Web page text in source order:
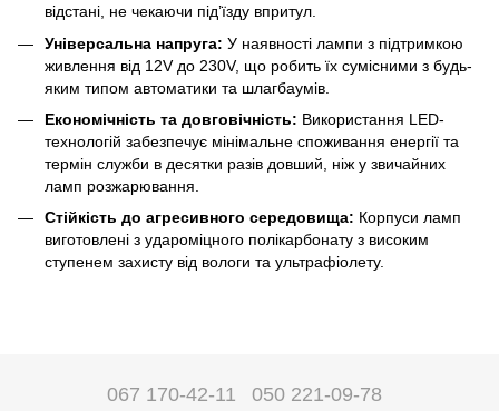
відстані, не чекаючи під’їзду впритул.
Універсальна напруга: У наявності лампи з підтримкою
живлення від 12V до 230V, що робить їх сумісними з будь-
яким типом автоматики та шлагбаумів.
Економічність та довговічність: Використання LED-
технологій забезпечує мінімальне споживання енергії та
термін служби в десятки разів довший, ніж у звичайних
ламп розжарювання.
Стійкість до агресивного середовища: Корпуси ламп
виготовлені з удароміцного полікарбонату з високим
ступенем захисту від вологи та ультрафіолету.
067 170-42-11 050 221-09-78